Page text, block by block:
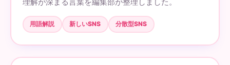
用語解説 新しいSNS 分散型SNS